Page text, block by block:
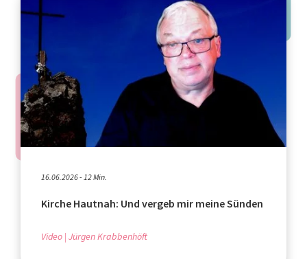
16.06.2026 - 12 Min.
Kirche Hautnah: Und vergeb mir meine Sünden
Video Jürgen Krabbenhöft